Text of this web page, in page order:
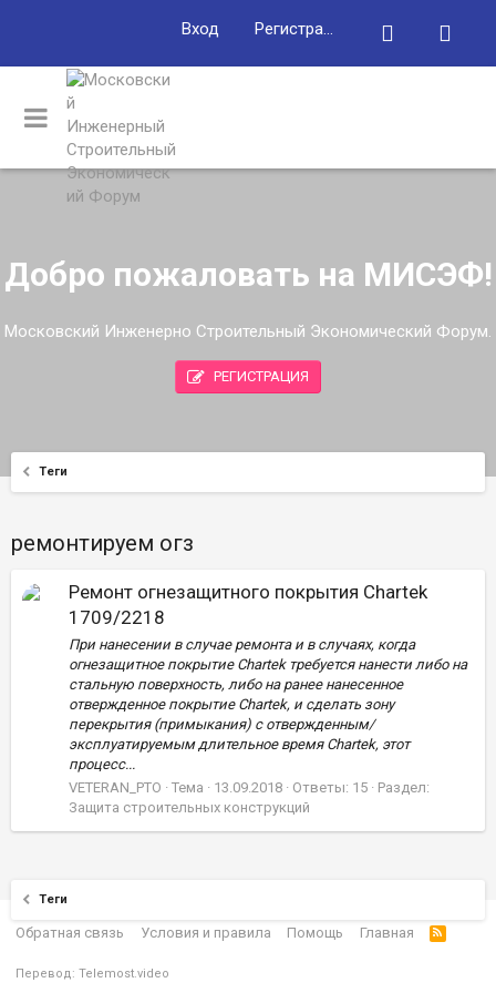
Вход Регистрация
Добро пожаловать на МИСЭФ!
Московский Инженерно Строительный Экономический Форум.
РЕГИСТРАЦИЯ
Теги
ремонтируем огз
Ремонт огнезащитного покрытия Chartek
1709/2218
При нанесении в случае ремонта и в случаях, когда
огнезащитное покрытие Chartek требуется нанести либо на
стальную поверхность, либо на ранее нанесенное
отвержденное покрытие Chartek, и сделать зону
перекрытия (примыкания) с отвержденным/
эксплуатируемым длительное время Chartek, этот
процесс...
VETERAN_PTO
Тема 13.09.2018 Ответы: 15
Раздел:
Защита строительных конструкций
Теги
Обратная связь Условия и правила Помощь Главная
Перевод: Telemost.video